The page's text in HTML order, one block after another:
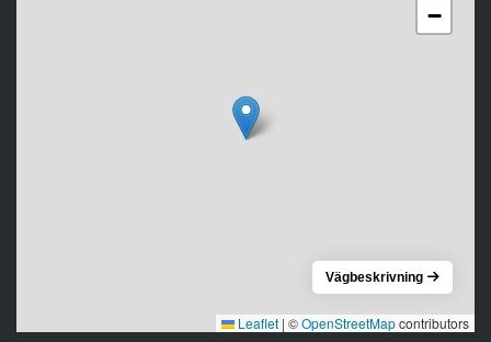
−
Leaflet | ©OpenStreetMapcontributors
Vägbeskrivning